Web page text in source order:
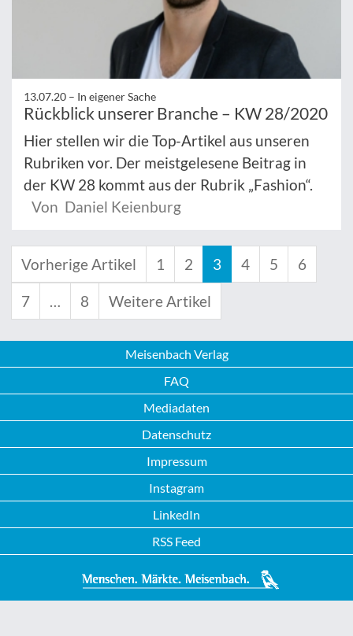
13.07.20 – In eigener Sache
Rückblick unserer Branche – KW 28/2020
Hier stellen wir die Top-Artikel aus unseren
Rubriken vor. Der meistgelesene Beitrag in
der KW 28 kommt aus der Rubrik „Fashion“.
Von Daniel Keienburg
Vorherige Artikel 1 2 3 4 5 6
7 … 8 Weitere Artikel
Meisenbach Verlag
FAQ
Mediadaten
Datenschutz
Impressum
Instagram
LinkedIn
RSS Feed